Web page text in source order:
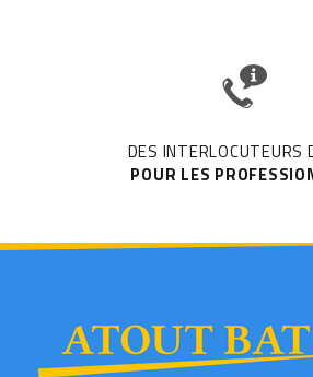
DES INTERLOCUTEURS
POUR LES